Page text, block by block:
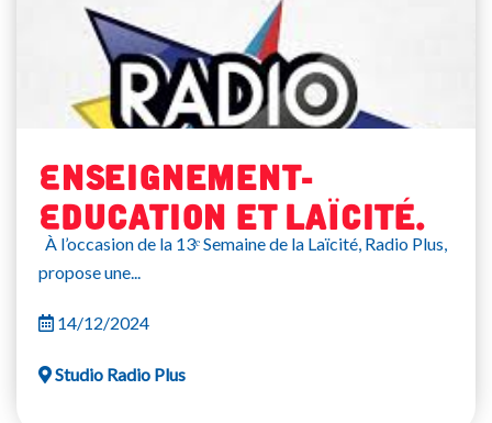
Enseignement-
Education et Laïcité.
À l’occasion de la 13ᵉ Semaine de la Laïcité, Radio Plus,
propose une...
14/12/2024
Studio Radio Plus